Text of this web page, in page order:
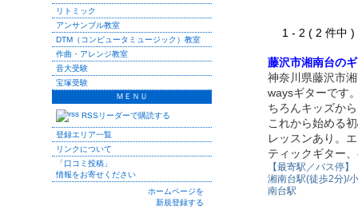
1 - 2 ( 2 件
藤沢市湘南台の
神奈川県藤沢市
waysギターです
ちろんキッズか
これから始める
レッスンあり。
ティックギター
【最寄駅／バス停】
湘南台駅(徒歩2分)/
南台駅
リトミック
アンサンブル教室
DTM（コンピュータミュージック）教室
作曲・アレンジ教室
音大受験
宝塚受験
ＭＥＮＵ
RSSリーダーで購読する
登録エリア一覧
リンクについて
「口コミ投稿」
情報をお寄せください
ホームページを
新規登録する